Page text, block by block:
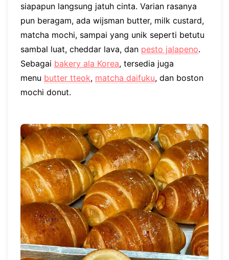
siapapun langsung jatuh cinta. Varian rasanya
pun beragam, ada wijsman butter, milk custard,
matcha mochi, sampai yang unik seperti betutu
sambal luat, cheddar lava, dan pesto jalapeno.
Sebagai bakery ala Korea, tersedia juga
menu butter tteok, matcha daifuku, dan boston
mochi donut.